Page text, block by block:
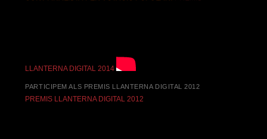
LLANTERNA DIGITAL 2014
PARTICIPEM ALS PREMIS LLANTERNA DIGITAL 2012
PREMIS LLANTERNA DIGITAL 2012